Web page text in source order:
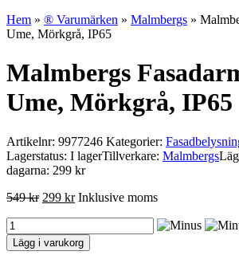
Hem » ® Varumärken » Malmbergs »
Ume, Mörkgrå, IP65
Malmbergs
Ume, Mörkgrå, IP65
Artikelnr: 9977246 Kategorier:
Lagerstatus: I lagerTillverkare: Malmbergs
dagarna: 299 kr
549kr 299 kr Inklusive moms
Malmbergs
Fasadarmatur
Ume,
Lägg i varukorg